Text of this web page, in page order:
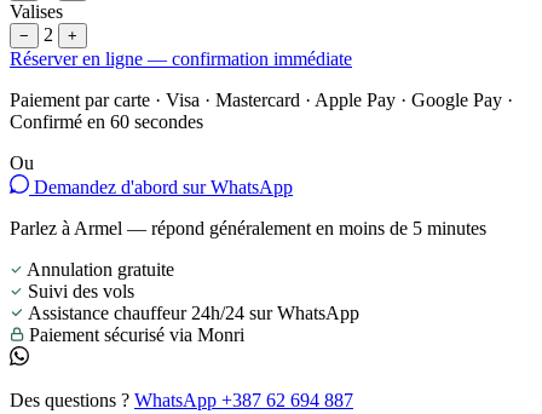
Valises
− 2 +
Réserver en ligne — confirmation immédiate
Paiement par carte · Visa · Mastercard · Apple Pay · Google Pay ·
Confirmé en 60 secondes
Ou
Demandez d'abord sur WhatsApp
Parlez à Armel — répond généralement en moins de 5 minutes
Annulation gratuite
Suivi des vols
Assistance chauffeur 24h/24 sur WhatsApp
Paiement sécurisé via Monri
Des questions ? WhatsApp +387 62 694 887